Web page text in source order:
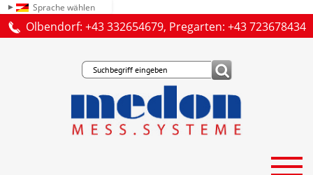
Sprache wählen
Olbendorf: +43 332654679, Pregarten: +43 723678434